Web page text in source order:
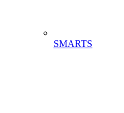
SMARTS